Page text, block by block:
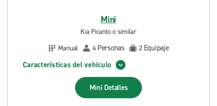
Mini
Kia Picanto o similar
Manual
4 Personas 2 Equipaje
Características del vehículo
Mini Detalles